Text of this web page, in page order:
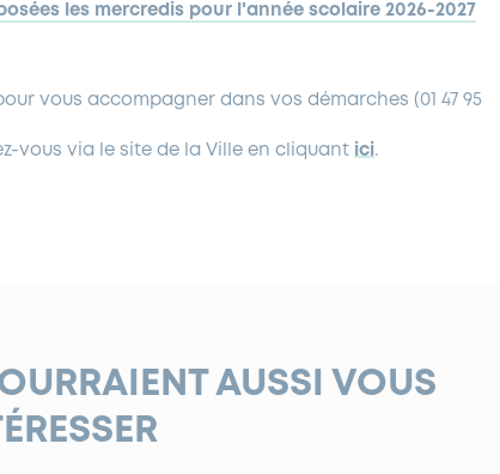
les mercredis pour l'année scolaire 2026-2027
vous accompagner dans vos démarches (01 47 95
vous via le site de la Ville en cliquant ici .
AUSSI VOUS